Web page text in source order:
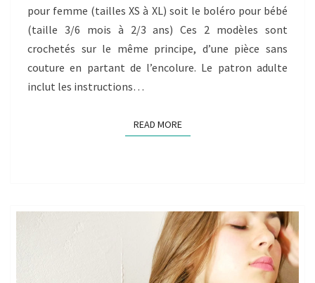
pour femme (tailles XS à XL) soit le boléro pour bébé
(taille 3/6 mois à 2/3 ans) Ces 2 modèles sont
crochetés sur le même principe, d’une pièce sans
couture en partant de l’encolure. Le patron adulte
inclut les instructions…
READ MOREREAD MORE